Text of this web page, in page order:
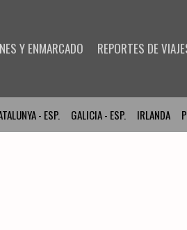
Y ENMARCADO REPORTES DE
- ESP. GALICIA - ESP. IRLANDA